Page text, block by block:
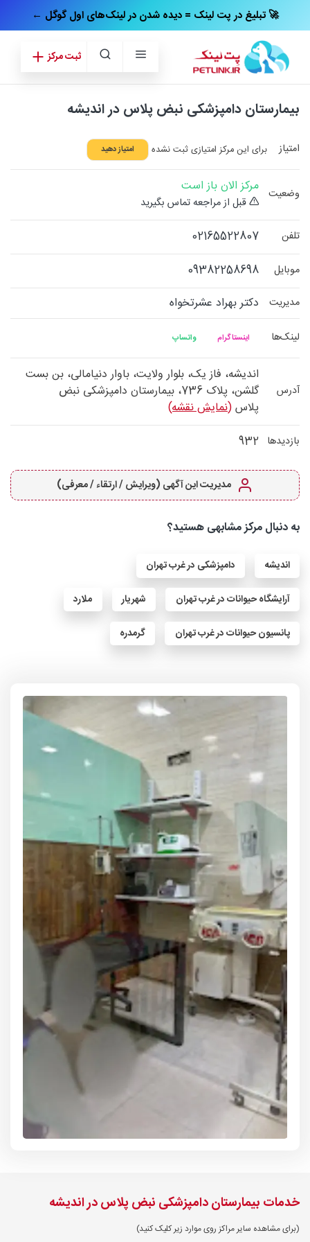
← تبلیغ در پت‌ لینک = دیده شدن در لینک‌های اول گوگل 🚀
ثبت مرکز
بیمارستان دامپزشکی نبض پلاس در اندیشه
امتیاز برای این مرکز امتیازی ثبت نشده امتیاز دهید
وضعیت مرکز الان باز است
قبل از مراجعه تماس بگیرید
تلفن
02165522807
موبایل 09382258698
مدیریت دکتر بهراد عشرتخواه
لینک‌ها واتساپ اینستاگرام
آدرس
اندیشه، فاز یک، بلوار ولایت، باوار دنیامالی، بن بست
گلشن، پلاک 736، بیمارستان دامپزشکی نبض
پلاس(نمایش نقشه)
بازدیدها 932
مدیریت این آگهی (ویرایش / ارتقاء / معرفی)
به دنبال مرکز مشابهی هستید؟
اندیشه دامپزشکی در غرب تهران
آرایشگاه حیوانات در غرب تهران شهریار ملارد
پانسیون حیوانات در غرب تهران گرمدره
خدمات بیمارستان دامپزشکی نبض پلاس در اندیشه
(برای مشاهده سایر مراکز روی موارد زیر کلیک کنید)